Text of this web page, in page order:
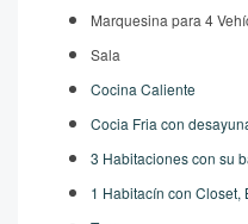
Marquesina para 4
Sala
Cocina Caliente
Cocia Fria con
3 Habitaciones con su
1 Habitacín con Closet,